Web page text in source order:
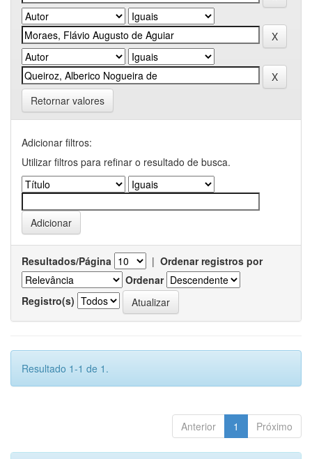
Retornar valores
Adicionar filtros:
Utilizar filtros para refinar o resultado de busca.
Resultados/Página | Ordenar registros por
Ordenar
Registro(s)
Resultado 1-1 de 1.
Anterior 1 Próximo